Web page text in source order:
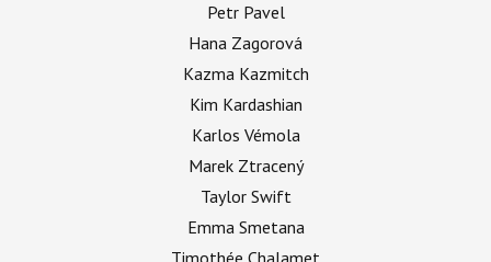
Petr Pavel
Hana Zagorová
Kazma Kazmitch
Kim Kardashian
Karlos Vémola
Marek Ztracený
Taylor Swift
Emma Smetana
Timothée Chalamet